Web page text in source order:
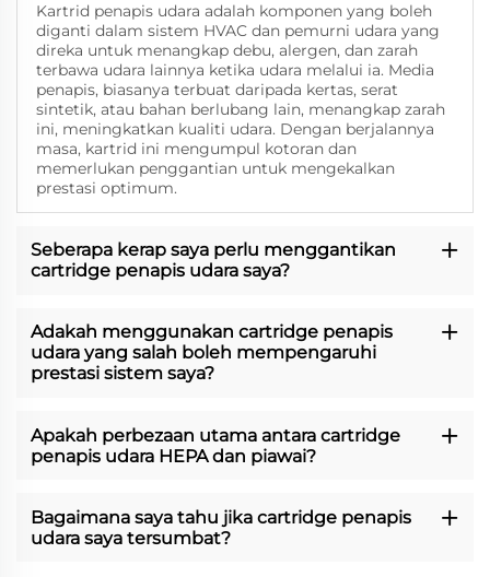
Kartrid penapis udara adalah komponen yang boleh
diganti dalam sistem HVAC dan pemurni udara yang
direka untuk menangkap debu, alergen, dan zarah
terbawa udara lainnya ketika udara melalui ia. Media
penapis, biasanya terbuat daripada kertas, serat
sintetik, atau bahan berlubang lain, menangkap zarah
ini, meningkatkan kualiti udara. Dengan berjalannya
masa, kartrid ini mengumpul kotoran dan
memerlukan penggantian untuk mengekalkan
prestasi optimum.
Seberapa kerap saya perlu menggantikan
cartridge penapis udara saya?
Adakah menggunakan cartridge penapis
udara yang salah boleh mempengaruhi
prestasi sistem saya?
Apakah perbezaan utama antara cartridge
penapis udara HEPA dan piawai?
Bagaimana saya tahu jika cartridge penapis
udara saya tersumbat?